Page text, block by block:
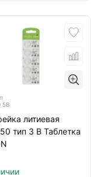
5B
литиевая
тип 3 В Таблетка